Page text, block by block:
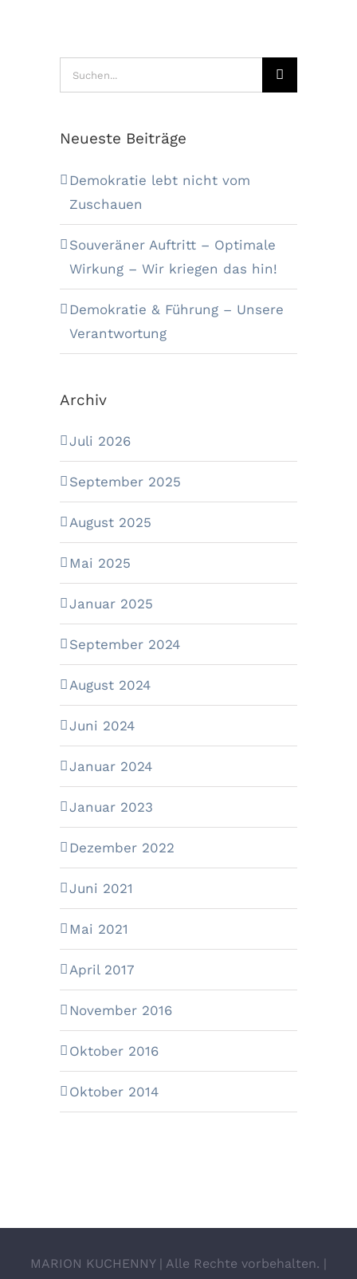
Suche
nach:
Neueste Beiträge
Demokratie lebt nicht vom
Zuschauen
Souveräner Auftritt – Optimale
Wirkung – Wir kriegen das hin!
Demokratie & Führung – Unsere
Verantwortung
Archiv
Juli 2026
September 2025
August 2025
Mai 2025
Januar 2025
September 2024
August 2024
Juni 2024
Januar 2024
Januar 2023
Dezember 2022
Juni 2021
Mai 2021
April 2017
November 2016
Oktober 2016
Oktober 2014
MARION KUCHENNY | Alle Rechte vorbehalten. |